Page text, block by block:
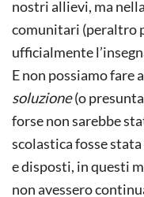
nostri allievi, ma
comunitari (peraltro
ufficialmente
E non possiamo fare
soluzione(o
forse non sarebbe
scolastica fosse
e disposti, in questi
non avessero